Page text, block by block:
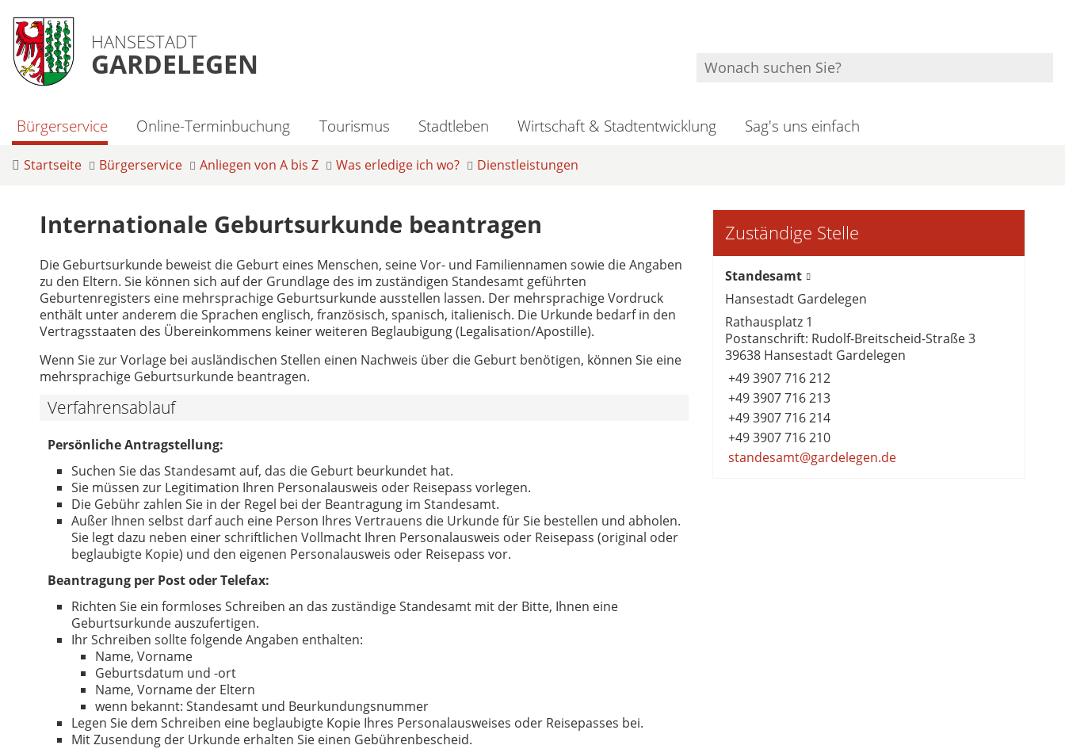
HANSESTADT
GARDELEGEN
Bürgerservice Online-Terminbuchung Tourismus Stadtleben Wirtschaft & Stadtentwicklung Sag's uns einfach
Startseite Bürgerservice Anliegen von A bis Z Was erledige ich wo? Dienstleistungen
Internationale Geburtsurkunde beantragen
Die Geburtsurkunde beweist die Geburt eines Menschen, seine Vor- und Familiennamen sowie die Angaben
zu den Eltern. Sie können sich auf der Grundlage des im zuständigen Standesamt geführten
Geburtenregisters eine mehrsprachige Geburtsurkunde ausstellen lassen. Der mehrsprachige Vordruck
enthält unter anderem die Sprachen englisch, französisch, spanisch, italienisch. Die Urkunde bedarf in den
Vertragsstaaten des Übereinkommens keiner weiteren Beglaubigung (Legalisation/Apostille).
Wenn Sie zur Vorlage bei ausländischen Stellen einen Nachweis über die Geburt benötigen, können Sie eine
mehrsprachige Geburtsurkunde beantragen.
Verfahrensablauf
Persönliche Antragstellung:
Suchen Sie das Standesamt auf, das die Geburt beurkundet hat.
Sie müssen zur Legitimation Ihren Personalausweis oder Reisepass vorlegen.
Die Gebühr zahlen Sie in der Regel bei der Beantragung im Standesamt.
Außer Ihnen selbst darf auch eine Person Ihres Vertrauens die Urkunde für Sie bestellen und abholen.
Sie legt dazu neben einer schriftlichen Vollmacht Ihren Personalausweis oder Reisepass (original oder
beglaubigte Kopie) und den eigenen Personalausweis oder Reisepass vor.
Beantragung per Post oder Telefax:
Richten Sie ein formloses Schreiben an das zuständige Standesamt mit der Bitte, Ihnen eine
Geburtsurkunde auszufertigen.
Ihr Schreiben sollte folgende Angaben enthalten:
Name, Vorname
Geburtsdatum und -ort
Name, Vorname der Eltern
wenn bekannt: Standesamt und Beurkundungsnummer
Legen Sie dem Schreiben eine beglaubigte Kopie Ihres Personalausweises oder Reisepasses bei.
Mit Zusendung der Urkunde erhalten Sie einen Gebührenbescheid.
Zuständige Stelle
Standesamt
Hansestadt Gardelegen
Rathausplatz 1
Postanschrift: Rudolf-Breitscheid-Straße 3
39638 Hansestadt Gardelegen
+49 3907 716 212
+49 3907 716 213
+49 3907 716 214
+49 3907 716 210
standesamt@gardelegen.de